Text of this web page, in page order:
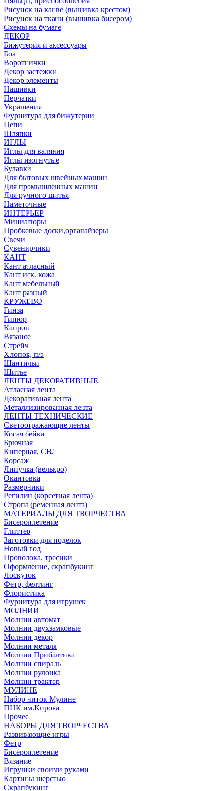
Рисунок на канве (вышивка крестом)
Рисунок на ткани (вышивка бисером)
Схемы на бумаге
ДЕКОР
Бижутерия и аксессуары
Боа
Воротнички
Декор застежки
Декор элементы
Нашивки
Перчатки
Украшения
Фурнитура для бижутерии
Цепи
Шляпки
ИГЛЫ
Иглы для валяния
Иглы изогнутые
Булавки
Для бытовых швейных машин
Для промышленных машин
Для ручного шитья
Наметочные
ИНТЕРЬЕР
Миниатюры
Пробковые доски,органайзеры
Свечи
Сувенирчики
КАНТ
Кант атласный
Кант иск. кожа
Кант мебельный
Кант разный
КРУЖЕВО
Гинза
Гипюр
Капрон
Вязаное
Стрейч
Хлопок, п/э
Шантильи
Шитье
ЛЕНТЫ ДЕКОРАТИВНЫЕ
Атласная лента
Декоративная лента
Металлизированная лента
ЛЕНТЫ ТЕХНИЧЕСКИЕ
Светоотражающие ленты
Косая бейка
Брючная
Киперная, СВЛ
Корсаж
Липучка (велькро)
Окантовка
Размерники
Регилин (корсетная лента)
Стропа (ременная лента)
МАТЕРИАЛЫ ДЛЯ ТВОРЧЕСТВА
Бисероплетение
Глиттер
Заготовки для поделок
Новый год
Проволока, тросики
Оформление, скрапбукинг
Лоскуток
Фетр, фелтинг
Флористика
Фурнитура для игрушек
МОЛНИИ
Молнии автомат
Молнии двухзамковые
Молнии декор
Молнии металл
Молнии Прибалтика
Молнии спираль
Молнии рулонка
Молнии трактор
МУЛИНЕ
Набор ниток Мулине
ПНК им.Кирова
Прочее
НАБОРЫ ДЛЯ ТВОРЧЕСТВА
Развивающие игры
Фетр
Бисероплетение
Вязание
Игрушки своими руками
Картины шерстью
Скрапбукинг